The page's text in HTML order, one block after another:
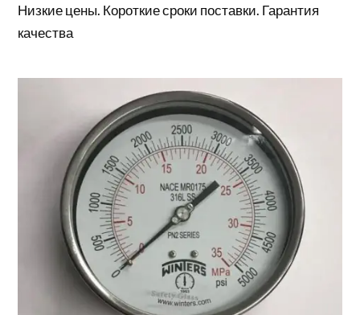
Низкие цены. Короткие сроки поставки. Гарантия
качества